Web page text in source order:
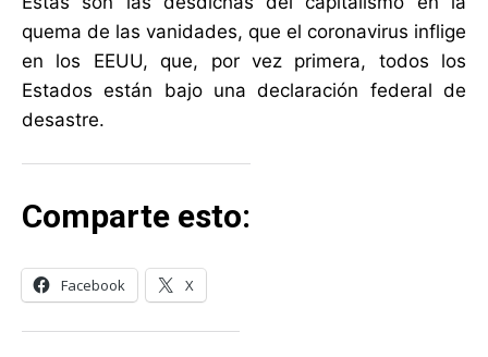
quema de las vanidades, que el coronavirus inflige
en los EEUU, que, por vez primera, todos los
Estados están bajo una declaración federal de
desastre.
Comparte esto:
Facebook X